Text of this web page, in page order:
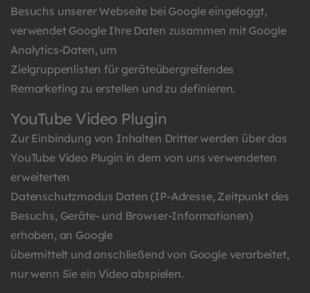
Besuchs unserer Webseite bei Google eingeloggt,
verwendet Google Ihre Daten zusammen mit Google
Analytics-Daten, um
Zielgruppenlisten für geräteübergreifendes
Remarketing zu erstellen und zu definieren.
YouTube Video Plugin
Zur Einbindung von Inhalten Dritter werden über das
YouTube Video Plugin in dem von uns verwendeten
erweiterten
Datenschutzmodus Daten (IP-Adresse, Zeitpunkt des
Besuchs, Geräte- und Browser-Informationen)
erhoben, an Google
übermittelt und anschließend von Google verarbeitet,
nur wenn Sie ein Video abspielen.